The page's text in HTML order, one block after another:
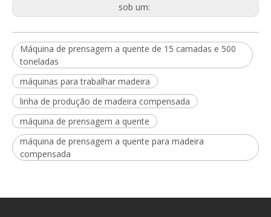
sob um:
Máquina de prensagem a quente de 15 camadas e 500
toneladas
máquinas para trabalhar madeira
linha de produção de madeira compensada
máquina de prensagem a quente
máquina de prensagem a quente para madeira
compensada